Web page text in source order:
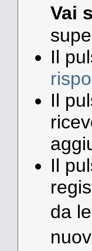
Vai
Il
Il
Il
da